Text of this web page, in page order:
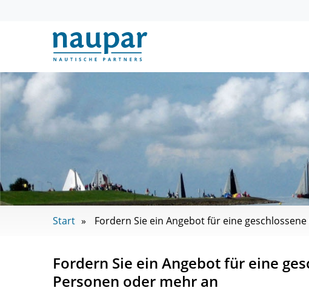
Start Fordern Sie ein Angebot für eine
Fordern Sie ein Angebot für eine
Personen oder mehr an